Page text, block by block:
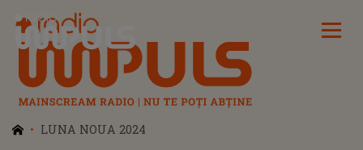
Radio Impuls
LUNA NOUA 2024